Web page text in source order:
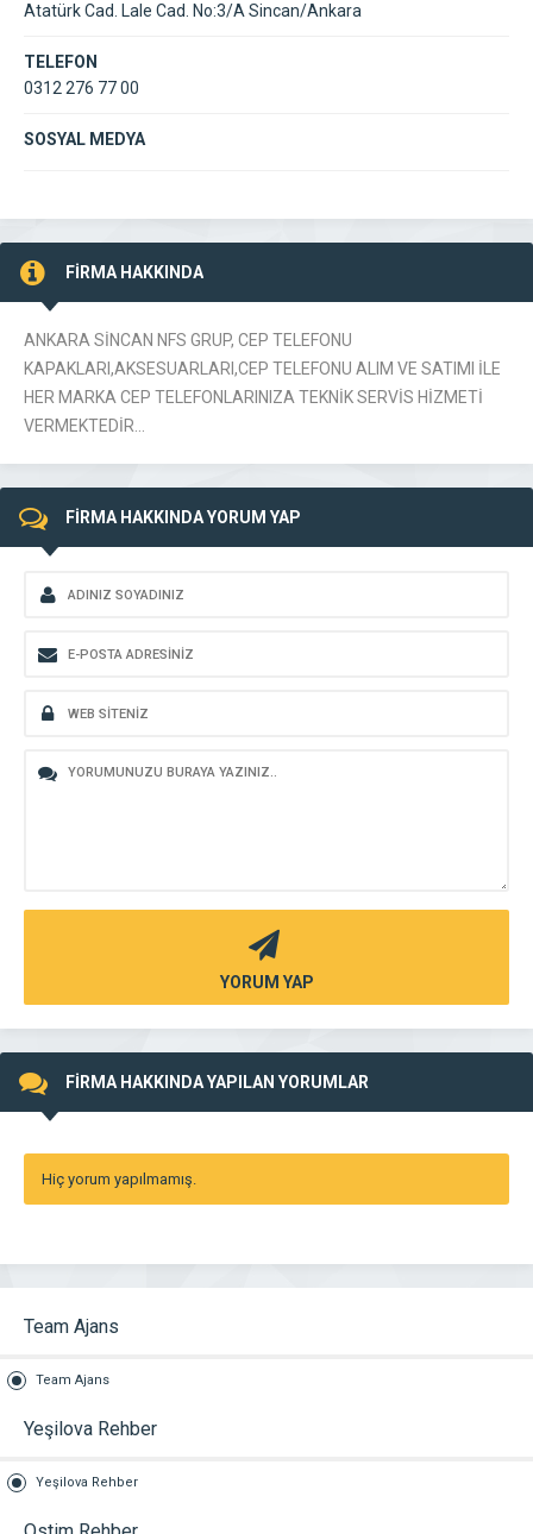
Atatürk Cad. Lale Cad. No:3/A Sincan/Ankara
TELEFON
0312 276 77 00
SOSYAL MEDYA
FİRMA HAKKINDA
ANKARA SİNCAN NFS GRUP, CEP TELEFONU
KAPAKLARI,AKSESUARLARI,CEP TELEFONU ALIM VE SATIMI İLE
HER MARKA CEP TELEFONLARINIZA TEKNİK SERVİS HİZMETİ
VERMEKTEDİR…
FİRMA HAKKINDA YORUM YAP
YORUM YAP
FİRMA HAKKINDA YAPILAN YORUMLAR
Hiç yorum yapılmamış.
Team Ajans
Team Ajans
Yeşilova Rehber
Yeşilova Rehber